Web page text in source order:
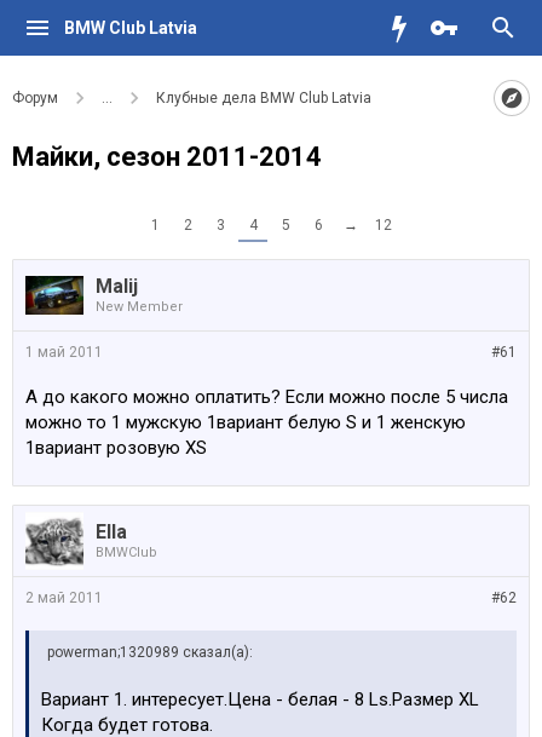
BMW Club Latvia
Форум ... Клубные дела BMW Club Latvia
Майки, сезон 2011-2014
1 2 3 4 5 6 → 12
Malij
New Member
#61
1 май 2011
А до какого можно оплатить? Если можно после 5 числа
можно то 1 мужскую 1вариант белую S и 1 женскую
1вариант розовую XS
Ella
BMWClub
#62
2 май 2011
powerman;1320989 сказал(а):
Вариант 1. интересует.Цена - белая - 8 Ls.Размер ХL
Когда будет готова.